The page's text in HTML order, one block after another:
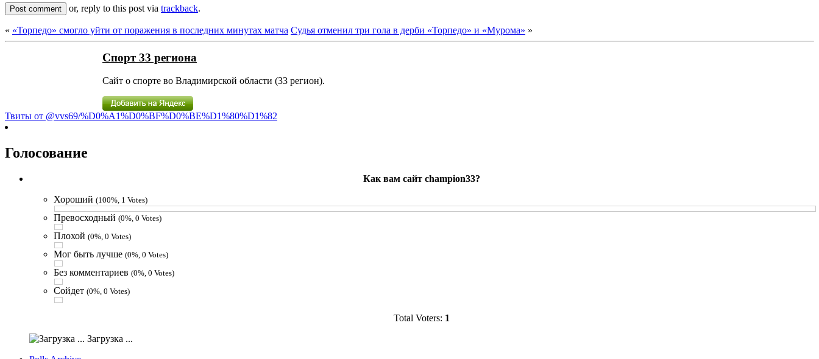
or, reply to this post via trackback.
« «Торпедо» смогло уйти от поражения в последних минутах матча Судья отменил три гола в дерби «Торпедо» и «Мурома» »
Спорт 33 региона
Сайт о спорте во Владимирской области (33 регион).
Твиты от @vvs69/%D0%A1%D0%BF%D0%BE%D1%80%D1%82
Голосование
Как вам сайт champion33?
Хороший (100%, 1 Votes)
Превосходный (0%, 0 Votes)
Плохой (0%, 0 Votes)
Мог быть лучше (0%, 0 Votes)
Без комментариев (0%, 0 Votes)
Сойдет (0%, 0 Votes)
Total Voters: 1
Загрузка ...